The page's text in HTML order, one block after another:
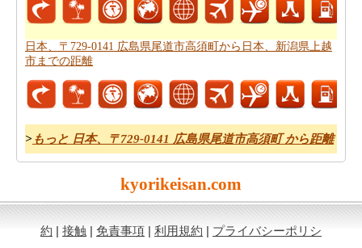
あなたはこの旅行で過ごすことになります燃料費の見積
須町から日本、大分県中津市までの旅行の費用を確認し
てください。
行距離にかかわります。
日本、〒729-0141 広島県尾道市高須町から日本、新潟県上越
市までの距離
> もっと 日本、〒729-0141 広島県尾道市高須町 から距離
kyorikeisan.com
約 | 接触 | 免責事項 | 利用規約 | プライバシーポリシ